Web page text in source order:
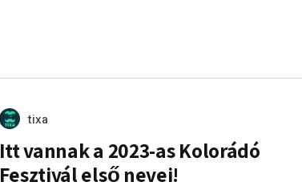
tixa
Itt vannak a 2023-as Kolorádó
Fesztivál első nevei!